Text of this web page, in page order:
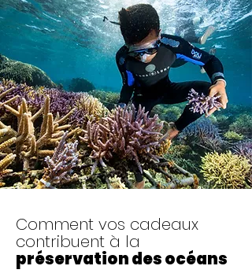
Comment vos cadeaux
contribuent à la
préservation des océans